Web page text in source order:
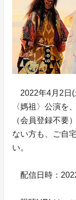
2022年4月2日(
〈媽祖〉公演を
（会員登録不要
ない方も、ご自
い。
配信日時：